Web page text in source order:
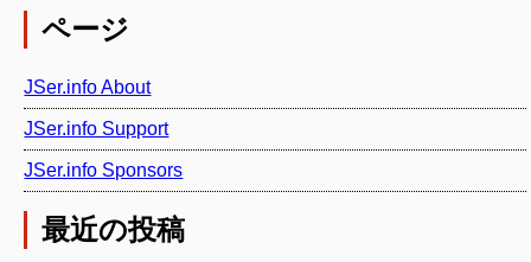
ページ
JSer.info About
JSer.info Support
JSer.info Sponsors
最近の投稿